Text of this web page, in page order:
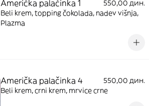
Američka palačinka 1
550,00 дин.
Beli krem, topping čokolada, nadev višnja,
Plazma
Američka palačinka 4
550,00 дин.
Beli krem, crni krem, mrvice crne